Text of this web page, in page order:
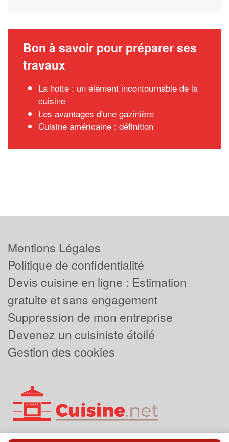
Bon à savoir pour préparer ses
travaux
La hotte : un élément incontournable de la
cuisine
Les avantages d'une gazinière
Cuisine américaine : définition
Mentions Légales
Politique de confidentialité
Devis cuisine en ligne : Estimation
gratuite et sans engagement
Suppression de mon entreprise
Devenez un cuisiniste étoilé
Gestion des cookies